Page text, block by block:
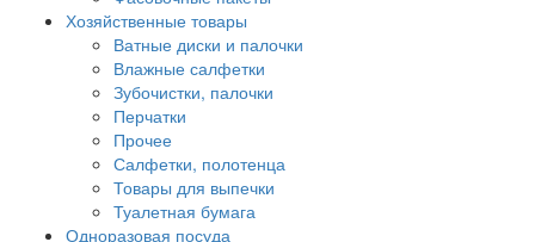
Хозяйственные товары
Ватные диски и палочки
Влажные салфетки
Зубочистки, палочки
Перчатки
Прочее
Салфетки, полотенца
Товары для выпечки
Туалетная бумага
Одноразовая посуда